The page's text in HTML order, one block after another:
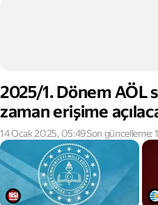
2025/1. Dönem AÖL
zaman erişime
14 Ocak 2025, 05:49Son güncelleme: